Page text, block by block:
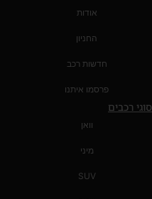
אודות
החניון
חדשות רכב
פרסמו איתנו
סוגי רכבים
וואן
מיני
SUV